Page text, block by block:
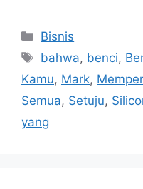
Kategori
Bisnis
Tag
bahwa, benci,
Kamu, Mark,
Semua, Setuju,
yang